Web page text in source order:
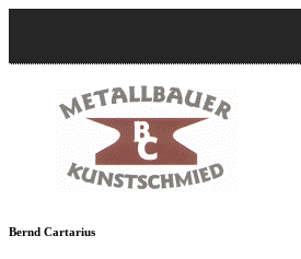
Bernd Cartarius